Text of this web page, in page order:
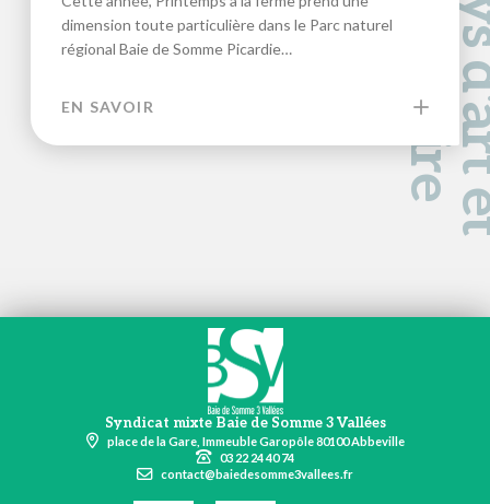
dimension toute particulière dans le Parc naturel
régional Baie de Somme Picardie…
EN SAVOIR a
d
e
Syndicat mixte Baie de Somme 3 Vallées
place de la Gare, Immeuble Garopôle 80100 Abbeville
03 22 24 40 74
contact@baiedesomme3vallees.fr